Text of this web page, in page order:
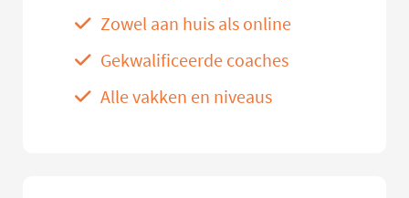
Zowel aan huis als online
Gekwalificeerde coaches
Alle vakken en niveaus